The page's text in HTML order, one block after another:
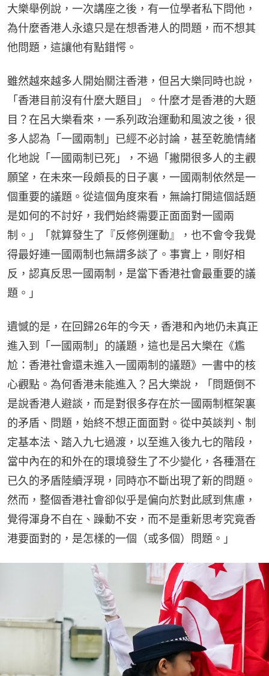
大樂舉例說，一次講座之後，有一位學者私下問他，
為什麼香港人永遠只是在想香港人的問題，而不想其
他問題，這讓他有點錯愕。
雖然越來越多人開始關注香港，但呂大樂同時也說，
「香港目前沒有什麼大題目」。什麼才是香港的大題
目？在呂大樂看來，一系列政治運動和風波之後，很
多人認為「一國兩制」已經不必討論，甚至乾脆情緒
化地說「一國兩制已死」，不過「撇開很多人的主觀
願望，在未來一段頗長的日子裏，一國兩制依然是一
個重要的議題。從這個角度來看，無論打開這個話題
是如何的不討好，我們始終需要正面面對一國兩
制。」「就算發生了『反修例運動』，也不會令我覺
得最好連一國兩制也無謂多談了。事實上，剛好相
反，認真反思一國兩制，是當下香港社會最重要的議
題。」
遺憾的是，在回歸26年的今天，香港和內地仍未真正
進入到「一國兩制」的議題，這也是呂大樂在《尷
尬：香港社會還未進入一國兩制的議題》一書中的核
心觀點。為何香港未能進入？呂大樂說，「問題倒不
是說香港人避談，而是對很多存在於一國兩制框架裏
的矛盾、問題，始終不想正面面對。從中英談判、制
定基本法、踏入九七過渡，以至進入後九七的階段，
當中內在的和外在的環境發生了不少變化，各種潛在
已久的矛盾陸續浮現，同時亦不斷出現了新的問題。
然而，整個香港社會卻似乎是偏向於對此感到焦慮，
覺得渾身不自在、躁動不安，而不是重新思考究竟香
港要面對的，是怎樣的一個（或多個）問題。」